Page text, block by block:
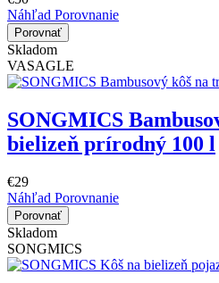
Náhľad Porovnanie
Porovnať
Skladom
VASAGLE
SONGMICS
bielizeň prírodný 100 l
€29
Náhľad Porovnanie
Porovnať
Skladom
SONGMICS